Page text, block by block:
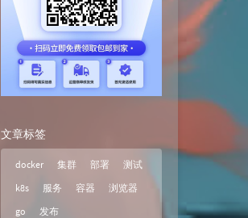
文章标签
docker 集群 部署
测试
k8s
服务 容器
浏览器
go
发布